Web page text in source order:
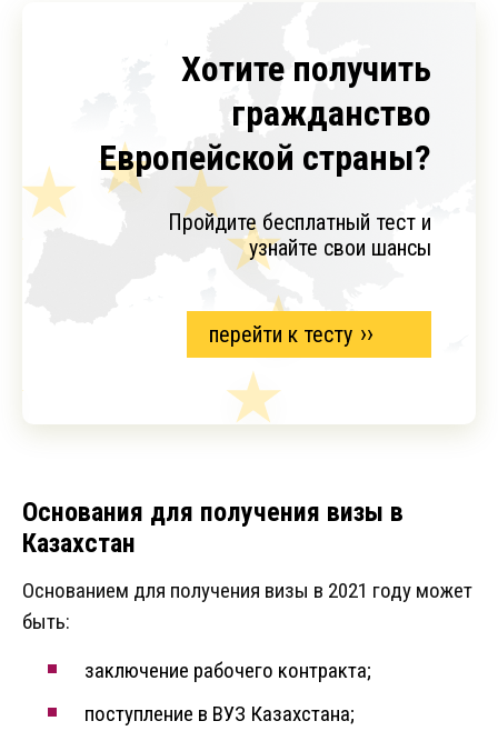
Хотите получить
гражданство
Европейской страны?
Пройдите бесплатный тест и
узнайте свои шансы
перейти к тесту
Основания для получения визы в
Казахстан
Основанием для получения визы в 2021 году может
быть:
заключение рабочего контракта;
поступление в ВУЗ Казахстана;